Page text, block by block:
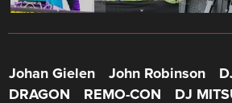
Johan Gielen John Robinson
DRAGON
REMO-CON DJ